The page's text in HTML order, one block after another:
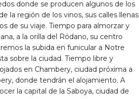
donde se producen algunos de los
la región de los vinos, sus calles llenas
de su viaje. Tiempo para almorzar y
a la orilla del Ródano, su centro
la subida en funicular a Notre
sobre la ciudad. Tiempo libre y
en Chambery, ciudad próxima a
donde tendrán el alojamiento. A
la capital de la Saboya, ciudad de